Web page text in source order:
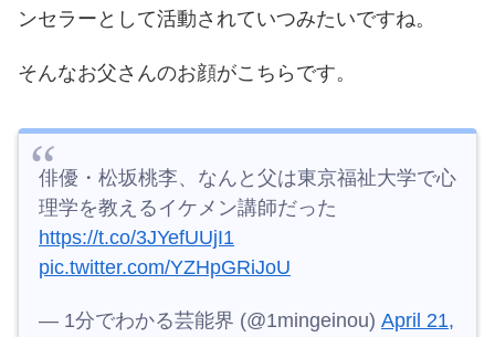
ンセラーとして活動されていつみたいですね。
そんなお父さんのお顔がこちらです。
俳優・松坂桃李、なんと父は東京福祉大学で心
理学を教えるイケメン講師だった
https://t.co/3JYefUUjI1
pic.twitter.com/YZHpGRiJoU
— 1分でわかる芸能界 (@1mingeinou) April 21,